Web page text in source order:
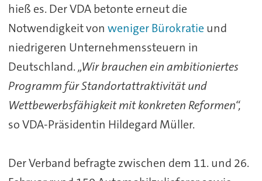
hieß es. Der VDA betonte erneut die
Notwendigkeit von weniger Bürokratie und
niedrigeren Unternehmenssteuern in
Deutschland.„Wir brauchen ein ambitioniertes
Programm für Standortattraktivität und
Wettbewerbsfähigkeit mit konkreten Reformen“,
so VDA-Präsidentin Hildegard Müller.
Der Verband befragte zwischen dem 11. und 26.